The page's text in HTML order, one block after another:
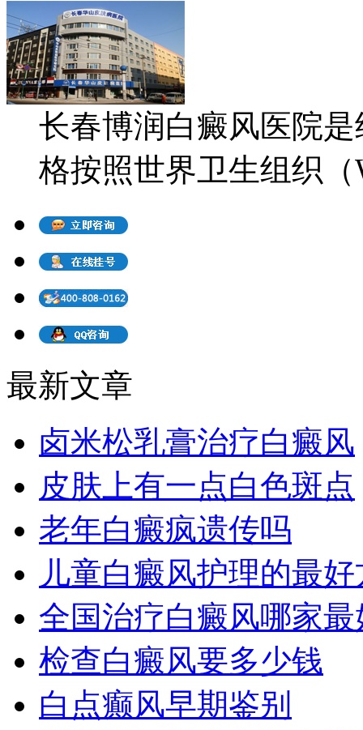
长春博润白癜风医院
格按照世界卫生组织（
最新文章
卤米松乳膏治疗白癜风
皮肤上有一点白色斑点
老年白癜疯遗传吗
儿童白癜风护理的最
全国治疗白癜风哪家
检查白癜风要多少钱
白点癫风早期鉴别